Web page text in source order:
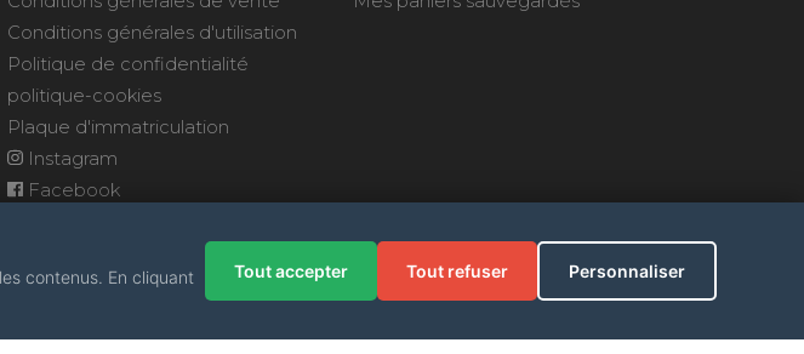
Conditions générales d'utilisation
Politique de confidentialité
politique-cookies
Plaque d'immatriculation
Instagram
Facebook
contenus. En cliquant
Tout accepter Tout refuser Personnaliser